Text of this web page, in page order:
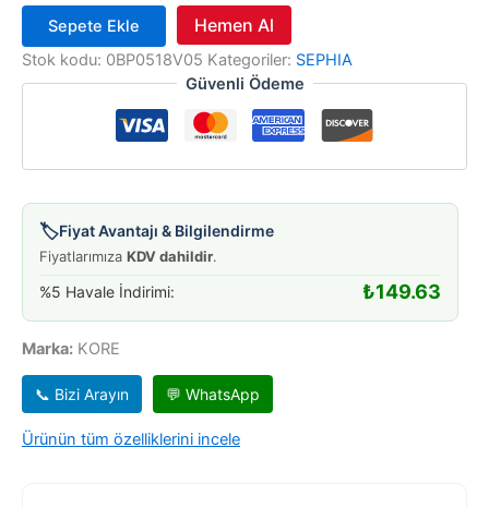
TEVZİ
MAKARA
SEPHIA
96
Sepete Ekle Hemen Al
Stok kodu: 0BP0518V05 Kategoriler: SEPHIA
Güvenli Ödeme
🏷️Fiyat Avantajı & Bilgilendirme
Fiyatlarımıza KDV dahildir.
%5 Havale İndirimi: ₺149.63
Marka: KORE
📞 Bizi Arayın 💬 WhatsApp
Ürünün tüm özelliklerini incele